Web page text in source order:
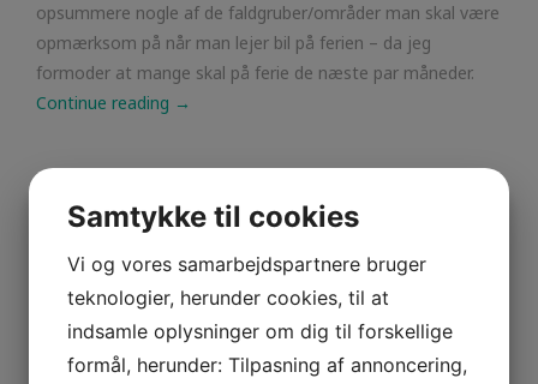
opsummere nogle af de faldgruber/områder man skal være
opmærksom på når man lejer bil på ferien – da jeg
formoder at mange skal på ferie de næste par måneder.
Continue reading →
Search for:
Archives
Samtykke til cookies
Vi og vores samarbejdspartnere bruger
teknologier, herunder cookies, til at
indsamle oplysninger om dig til forskellige
formål, herunder: Tilpasning af annoncering,